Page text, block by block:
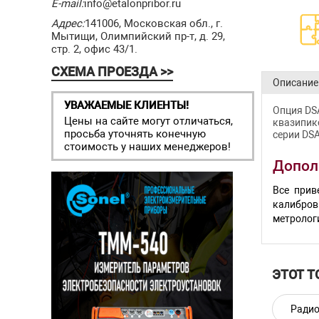
E-mail:info@etalonpribor.ru
Адрес:141006, Московская обл., г.
Мытищи, Олимпийский пр-т, д. 29,
стр. 2, офис 43/1.
СХЕМА ПРОЕЗДА >>
УВАЖАЕМЫЕ КЛИЕНТЫ!
Цены на сайте могут отличаться,
просьба уточнять конечную
стоимость у наших менеджеров!
Описание
Опция
серии
Все
ЭТОТ